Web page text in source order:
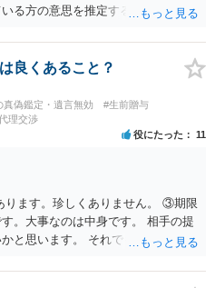
る方の意思を推定することになり
確にしておいていただくべきとい
えるような回答でした。失礼しまし
する生前贈与による特別受益の持ち
オーソドックスなものですが、ご
て、特別受益となりそうな贈与に
ついてご相談してみてはいかがで
良くあること？
真偽鑑定・遺言無効
#生前贈与
理交渉
役にたった 11
ます。珍しくありません。 ③期限
。大事なのは中身です。 相手の提
と思います。 それでもあなた有利